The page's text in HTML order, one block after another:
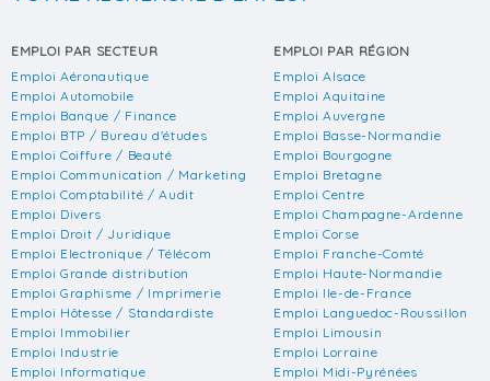
EMPLOI PAR SECTEUR
Emploi Aéronautique
Emploi Automobile
Emploi Banque / Finance
Emploi BTP / Bureau d'études
Emploi Coiffure / Beauté
Emploi Communication / Marketing
Emploi Comptabilité / Audit
Emploi Divers
Emploi Droit / Juridique
Emploi Electronique / Télécom
Emploi Grande distribution
Emploi Graphisme / Imprimerie
Emploi Hôtesse / Standardiste
Emploi Immobilier
Emploi Industrie
Emploi Informatique
EMPLOI PAR RÉGION
Emploi Alsace
Emploi Aquitaine
Emploi Auvergne
Emploi Basse-Normandie
Emploi Bourgogne
Emploi Bretagne
Emploi Centre
Emploi Champagne-Ardenne
Emploi Corse
Emploi Franche-Comté
Emploi Haute-Normandie
Emploi Ile-de-France
Emploi Languedoc-Roussillon
Emploi Limousin
Emploi Lorraine
Emploi Midi-Pyrénées